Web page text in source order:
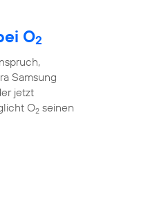
O2
Samsung
jetzt
O2 seinen